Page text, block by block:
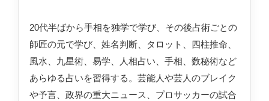
20代半ばから手相を独学で学び、その後占術ごとの
師匠の元で学び、姓名判断、タロット、四柱推命、
風水、九星術、易学、人相占い、手相、数秘術など
あらゆる占いを習得する。芸能人や芸人のブレイク
や予言、政界の重大ニュース、プロサッカーの試合